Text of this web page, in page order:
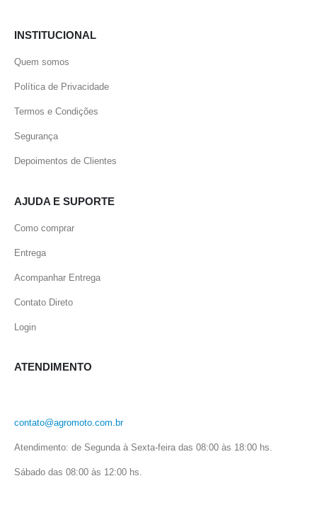
INSTITUCIONAL
Quem somos
Política de Privacidade
Termos e Condições
Segurança
Depoimentos de Clientes
AJUDA E SUPORTE
Como comprar
Entrega
Acompanhar Entrega
Contato Direto
Login
ATENDIMENTO
contato@agromoto.com.br
Atendimento: de Segunda à Sexta-feira das 08:00 às 18:00 hs.
Sábado das 08:00 às 12:00 hs.